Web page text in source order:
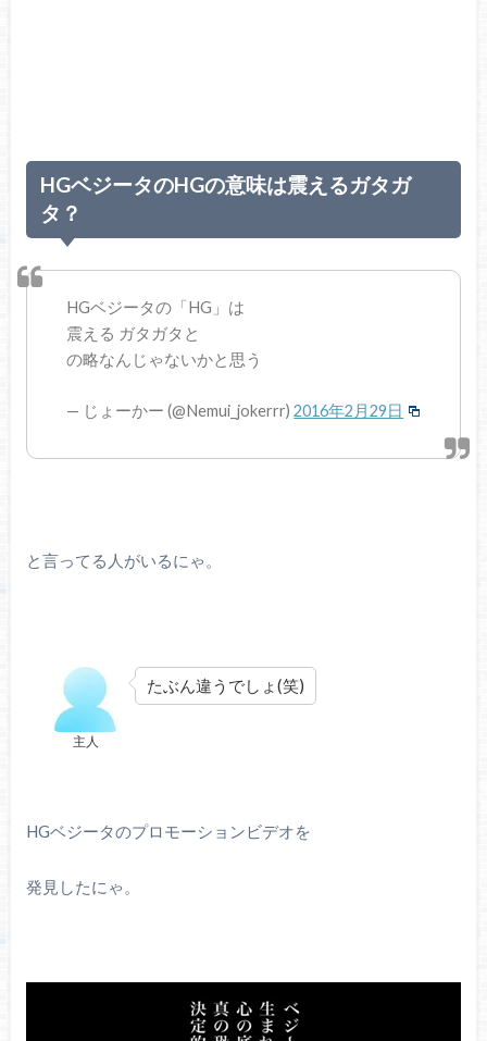
HGベジータのHGの意味は震えるガタガ
タ？
HGベジータの「HG」は
震える ガタガタと
の略なんじゃないかと思う
— じょーかー (@Nemui_jokerrr)2016年2月29日
と言ってる人がいるにゃ。
主人
たぶん違うでしょ(笑)
HGベジータのプロモーションビデオを
発見したにゃ。